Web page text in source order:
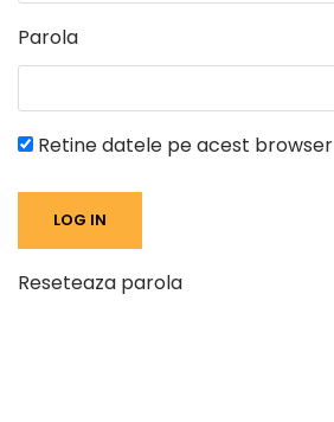
Parola
Retine datele pe acest browser
Reseteaza parola